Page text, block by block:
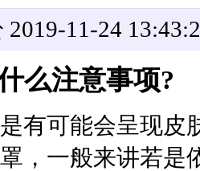
2019-11-24
么注意事项?
有可能会呈现皮
，一般来讲若是